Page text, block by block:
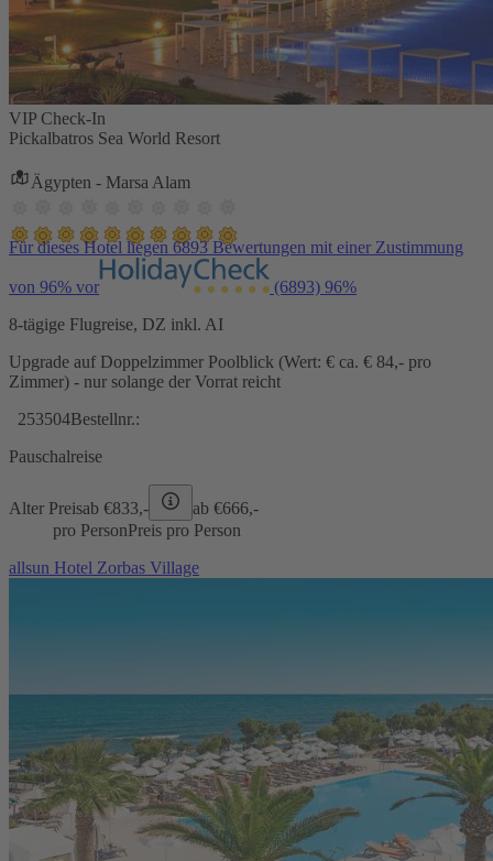
VIP Check-In
Pickalbatros Sea World Resort
Ägypten - Marsa Alam
Für dieses Hotel liegen 6893 Bewertungen mit einer Zustimmung
von 96% vor (6893) 96%
8-tägige Flugreise, DZ inkl. AI
Upgrade auf Doppelzimmer Poolblick (Wert: € ca. € 84,- pro
Zimmer) - nur solange der Vorrat reicht
253504Bestellnr.:
Pauschalreise
Alter Preisab €833,- ab €666,-
pro PersonPreis pro Person
allsun Hotel Zorbas Village